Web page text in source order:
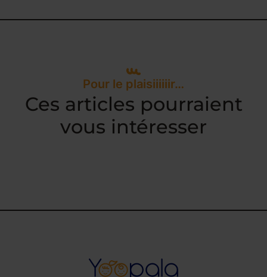
Pour le plaisiiiiiir…
Ces articles pourraient
vous intéresser